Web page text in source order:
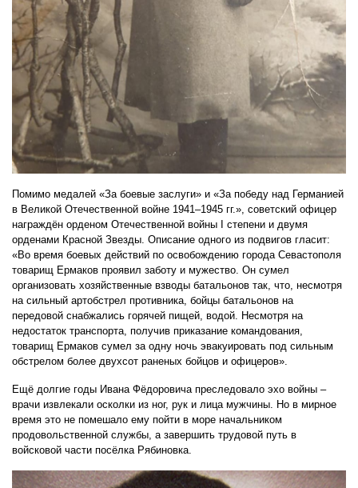
Помимо медалей «За боевые заслуги» и «За победу над Германией
в Великой Отечественной войне 1941–1945 гг.», советский офицер
награждён орденом Отечественной войны I степени и двумя
орденами Красной Звезды. Описание одного из подвигов гласит:
«Во время боевых действий по освобождению города Севастополя
товарищ Ермаков проявил заботу и мужество. Он сумел
организовать хозяйственные взводы батальонов так, что, несмотря
на сильный артобстрел противника, бойцы батальонов на
передовой снабжались горячей пищей, водой. Несмотря на
недостаток транспорта, получив приказание командования,
товарищ Ермаков сумел за одну ночь эвакуировать под сильным
обстрелом более двухсот раненых бойцов и офицеров».
Ещё долгие годы Ивана Фёдоровича преследовало эхо войны –
врачи извлекали осколки из ног, рук и лица мужчины. Но в мирное
время это не помешало ему пойти в море начальником
продовольственной службы, а завершить трудовой путь в
войсковой части посёлка Рябиновка.